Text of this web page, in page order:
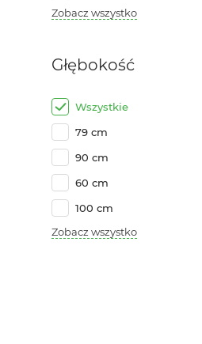
Zobacz wszystko
Głębokość
Wszystkie
79 cm
90 cm
60 cm
100 cm
Zobacz wszystko